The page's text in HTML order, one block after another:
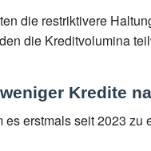
die restriktivere
die Kreditvolumina
Kredite
erstmals seit 2023 zu